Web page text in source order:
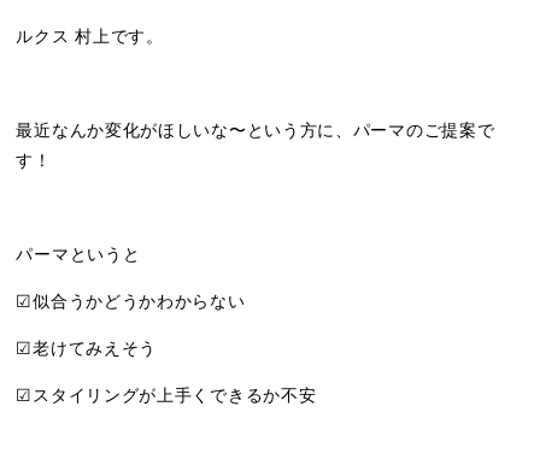
ルクス 村上です。
最近なんか変化がほしいな〜という方に、パーマのご提案で
す！
パーマというと
☑︎似合うかどうかわからない
☑︎老けてみえそう
☑︎スタイリングが上手くできるか不安